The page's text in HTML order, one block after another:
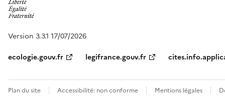
Version 3.3.1 17/07/2026
ecologie.gouv.fr
legifrance.gouv.fr
Plan du site Accessibilité: non conforme Mentions légales